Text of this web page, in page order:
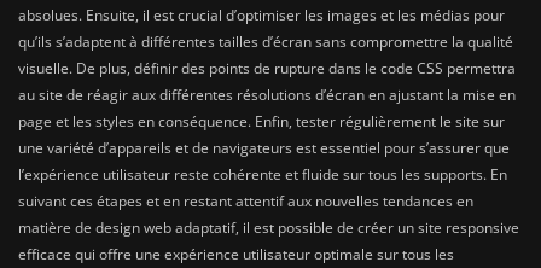
absolues. Ensuite, il est crucial d’optimiser les images et les médias pour
qu’ils s’adaptent à différentes tailles d’écran sans compromettre la qualité
visuelle. De plus, définir des points de rupture dans le code CSS permettra
au site de réagir aux différentes résolutions d’écran en ajustant la mise en
page et les styles en conséquence. Enfin, tester régulièrement le site sur
une variété d’appareils et de navigateurs est essentiel pour s’assurer que
l’expérience utilisateur reste cohérente et fluide sur tous les supports. En
suivant ces étapes et en restant attentif aux nouvelles tendances en
matière de design web adaptatif, il est possible de créer un site responsive
efficace qui offre une expérience utilisateur optimale sur tous les